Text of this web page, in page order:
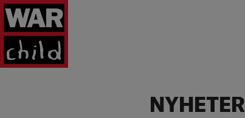
Tillbaka till startsidan
NYHETER